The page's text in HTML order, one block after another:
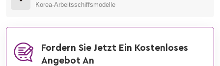
Korea-Arbeitsschiffsmodelle
Fordern Sie Jetzt Ein Kostenloses
Angebot An